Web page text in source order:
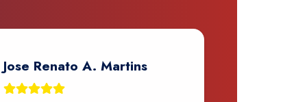
Jose Renato A. Martins